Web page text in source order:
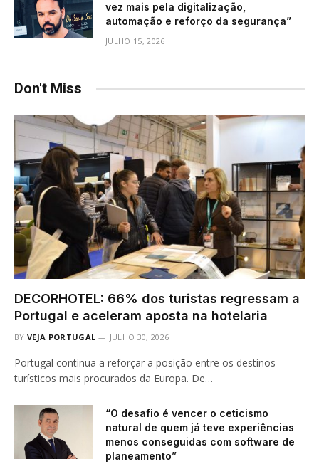
vez mais pela digitalização,
automação e reforço da segurança”
JULHO 15, 2026
Don't Miss
DECORHOTEL: 66% dos turistas regressam a
Portugal e aceleram aposta na hotelaria
BY VEJA PORTUGAL JULHO 30, 2026
Portugal continua a reforçar a posição entre os destinos
turísticos mais procurados da Europa. De…
“O desafio é vencer o ceticismo
natural de quem já teve experiências
menos conseguidas com software de
planeamento”